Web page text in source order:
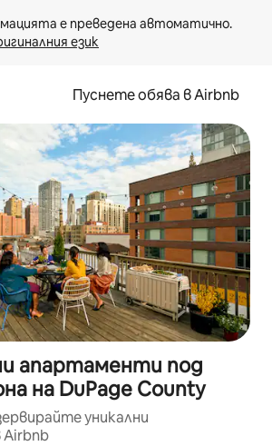
език
Пуснете обява в Airbnb
апартаменти под
на DuPage County
уникални